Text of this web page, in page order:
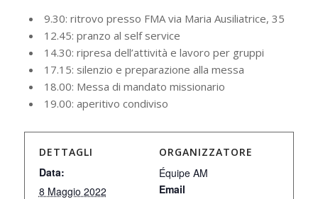
9.30: ritrovo presso FMA via Maria Ausiliatrice, 35
12.45: pranzo al self service
14.30: ripresa dell’attività e lavoro per gruppi
17.15: silenzio e preparazione alla messa
18.00: Messa di mandato missionario
19.00: aperitivo condiviso
DETTAGLI
Data:
8 Maggio 2022
ORGANIZZATORE
Équipe AM
Email